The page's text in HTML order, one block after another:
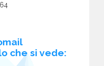
che si vede: